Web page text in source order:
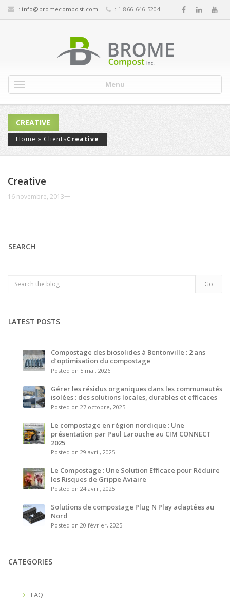
: info@bromecompost.com : 1-866-646-5204
Menu
CREATIVE
Home » ClientsCreative
Creative
16 novembre, 2013—
SEARCH
LATEST POSTS
Compostage des biosolides à Bentonville : 2 ans
d’optimisation du compostage
Posted on 5 mai, 2026
Gérer les résidus organiques dans les communautés
isolées : des solutions locales, durables et efficaces
Posted on 27 octobre, 2025
Le compostage en région nordique : Une
présentation par Paul Larouche au CIM CONNECT
2025
Posted on 29 avril, 2025
Le Compostage : Une Solution Efficace pour Réduire
les Risques de Grippe Aviaire
Posted on 24 avril, 2025
Solutions de compostage Plug N Play adaptées au
Nord
Posted on 20 février, 2025
CATEGORIES
FAQ